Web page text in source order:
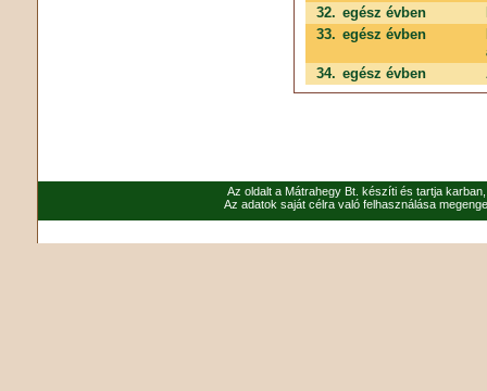
32. egész évben
33. egész évben
34. egész évben
Az oldalt a Mátrahegy Bt. készíti és tartja
Az adatok saját célra való felhasználása